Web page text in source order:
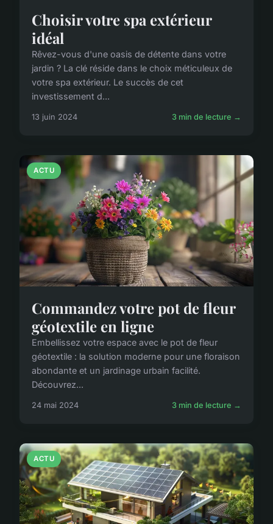
Choisir votre spa extérieur
idéal
Rêvez-vous d'une oasis de détente dans votre
jardin ? La clé réside dans le choix méticuleux de
votre spa extérieur. Le succès de cet
investissement d...
13 juin 2024 3 min de lecture →
ACTU
Commandez votre pot de fleur
géotextile en ligne
Embellissez votre espace avec le pot de fleur
géotextile : la solution moderne pour une floraison
abondante et un jardinage urbain facilité.
Découvrez...
24 mai 2024 3 min de lecture →
ACTU